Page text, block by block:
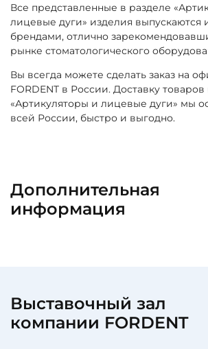
Все представленные в разделе
лицевые дуги» изделия выпускаются
брендами, отлично
рынке стоматологического
Вы всегда можете сделать заказ на
FORDENT в России. Доставку
«Артикуляторы и лицевые дуги» мы
всей России, быстро и выгодно.
Дополнительная
информация
Выставочный зал
компании FORDENT